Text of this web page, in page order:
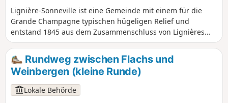
Lignière-Sonneville ist eine Gemeinde mit einem für die
Grande Champagne typischen hügeligen Relief und
entstand 1845 aus dem Zusammenschluss von Lignières
und Sonneville. Eingebettet im Herzen der Grande
Champagne zählt sie 613 Einwohner.
Rundweg zwischen Flachs und
Weinbergen (kleine Runde)
Lokale Behörde